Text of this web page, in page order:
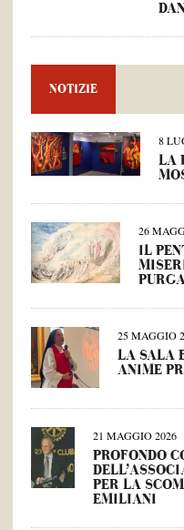
NOTIZIE
8
LA
26
IL
25 MAGGIO
LA SALA
ANIME
21 MAGGIO 2026
PROFONDO
PER LA
EMILIANI